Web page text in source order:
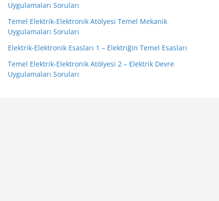
Uygulamaları Soruları
Temel Elektrik-Elektronik Atölyesi Temel Mekanik
Uygulamaları Soruları
Elektrik-Elektronik Esasları 1 – Elektriğin Temel Esasları
Temel Elektrik-Elektronik Atölyesi 2 – Elektrik Devre
Uygulamaları Soruları